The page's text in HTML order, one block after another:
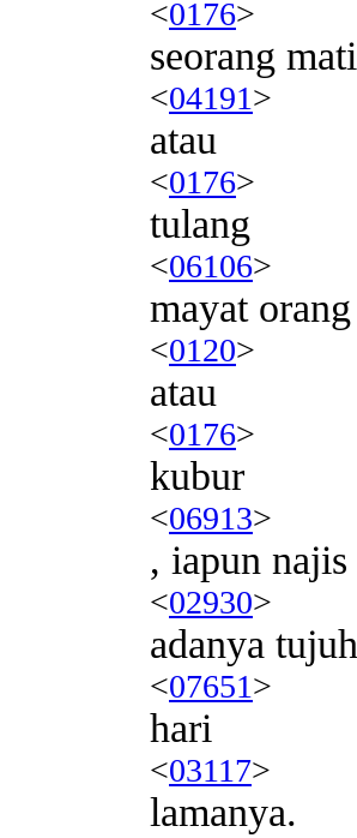
<0176>
seorang mati
<04191>
atau
<0176>
tulang
<06106>
mayat orang
<0120>
atau
<0176>
kubur
<06913>
, iapun najis
<02930>
adanya tujuh
<07651>
hari
<03117>
lamanya.